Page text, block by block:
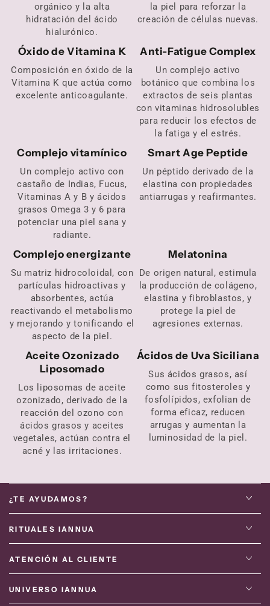
orgánico y la alta
hidratación del ácido
hialurónico.
la piel para reforzar la
creación de células nuevas.
Óxido de Vitamina K
Composición en óxido de la
Vitamina K que actúa como
excelente anticoagulante.
Anti-Fatigue Complex
Un complejo activo
botánico que combina los
extractos de seis plantas
con vitaminas hidrosolubles
para reducir los efectos de
la fatiga y el estrés.
Complejo vitamínico
Un complejo activo con
castaño de Indias, Fucus,
Vitaminas A y B y ácidos
grasos Omega 3 y 6 para
potenciar una piel sana y
radiante.
Smart Age Peptide
Un péptido derivado de la
elastina con propiedades
antiarrugas y reafirmantes.
Complejo energizante
Su matriz hidrocoloidal, con
partículas hidroactivas y
absorbentes, actúa
reactivando el metabolismo
y mejorando y tonificando el
aspecto de la piel.
Melatonina
De origen natural, estimula
la producción de colágeno,
elastina y fibroblastos, y
protege la piel de
agresiones externas.
Aceite Ozonizado
Liposomado
Los liposomas de aceite
ozonizado, derivado de la
reacción del ozono con
ácidos grasos y aceites
vegetales, actúan contra el
acné y las irritaciones.
Ácidos de Uva Siciliana
Sus ácidos grasos, así
como sus fitosteroles y
fosfolípidos, exfolian de
forma eficaz, reducen
arrugas y aumentan la
luminosidad de la piel.
¿TE AYUDAMOS?
RITUALES IANNUA
ATENCIÓN AL CLIENTE
UNIVERSO IANNUA